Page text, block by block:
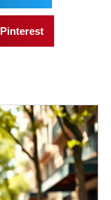
Pinterest